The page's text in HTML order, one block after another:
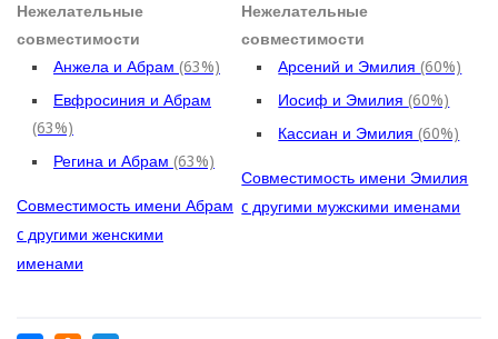
Нежелательные
совместимости
Анжела и Абрам (63%)
Евфросиния и Абрам
(63%)
Регина и Абрам (63%)
Совместимость имени Абрам
c другими женскими
именами
Нежелательные
совместимости
Арсений и Эмилия(60%)
Иосиф и Эмилия(60%)
Кассиан и Эмилия(60%)
Совместимость имени Эмилия
c другими мужскими именами